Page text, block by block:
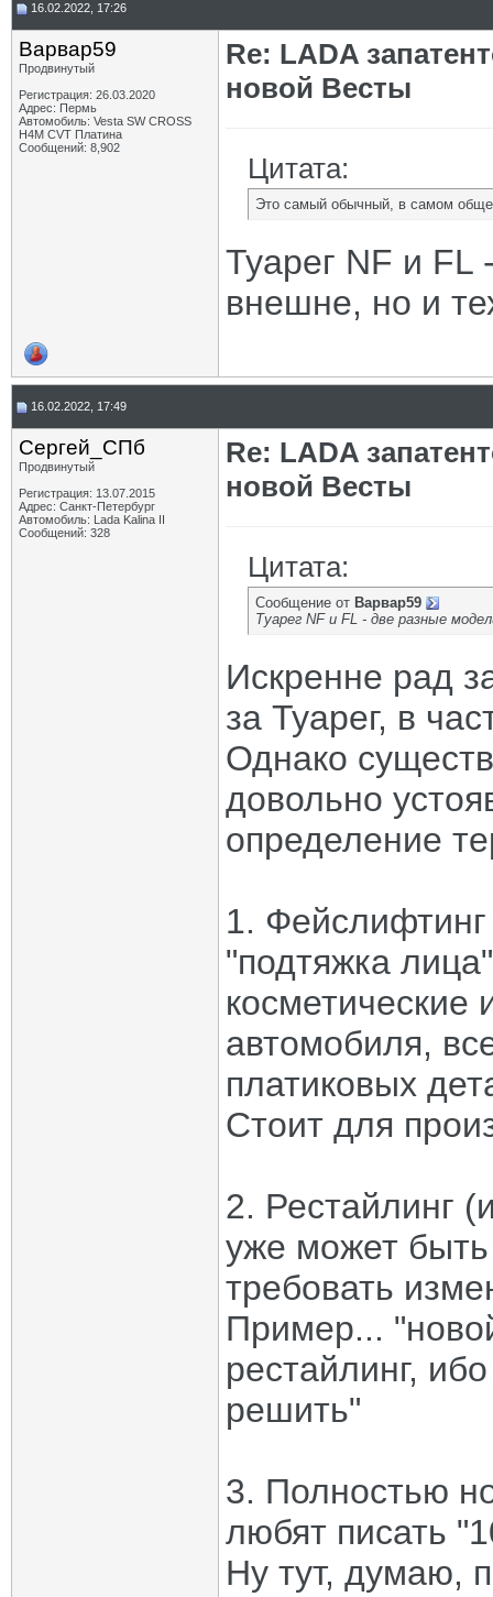
16.02.2022, 17:26
Варвар59
Продвинутый
Регистрация: 26.03.2020
Адрес: Пермь
Автомобиль: Vesta SW CROSS
H4M CVT Платина
Сообщений: 8,902
Re: LADA
новой Весты
Цитата:
Это самый обычный, в самом
Туарег NF и FL
внешне, но и
16.02.2022, 17:49
Сергей_СПб
Продвинутый
Регистрация: 13.07.2015
Адрес: Санкт-Петербург
Автомобиль: Lada Kalina II
Сообщений: 328
Re: LADA
новой Весты
Цитата:
Сообщение от Варвар59
Туарег NF и FL - две разные
Искренне рад
за Туарег, в
Однако
довольно
определение
1.
"подтяжка
косметические
автомобиля,
платиковых
Стоит для
2. Рестайлинг
уже может
требовать
Пример...
рестайлинг,
решить"
3. Полностью
любят писать
Ну тут, думаю,